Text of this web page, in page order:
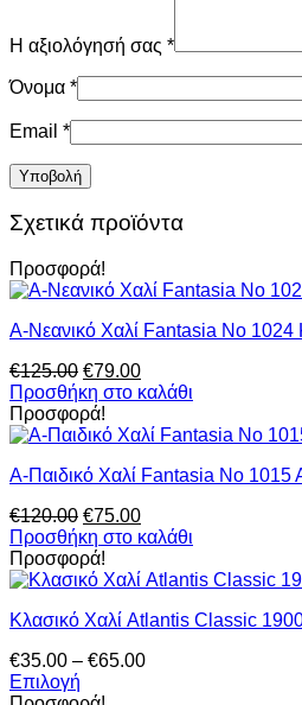
Η αξιολόγησή σας *
Όνομα *
Email *
Σχετικά προϊόντα
Προσφορά!
Α-Νεανικό Χαλί Fantasia Νο
€125.00 Original
price
was:
€125.00.
€79.00Η
τρέχουσα
είναι:
Προσθήκη στο καλάθι
Προσφορά!
Α-Παιδικό Χαλί Fantasia Νο
€120.00 Original
price
was:
€120.00.
€75.00Η
τρέχουσα
είναι:
Προσθήκη στο καλάθι
Προσφορά!
Κλασικό Χαλί Atlantis Classic
€35.00 – €65.00Price
Επιλογή